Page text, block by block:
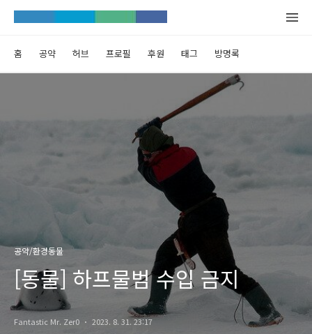
홈 공약 허브 프로필 후원 태그 방명록
공약/환경동물
[동물] 하프물범 수입 금지
Fantastic Mr. Zer0 2023. 8. 31. 23:17